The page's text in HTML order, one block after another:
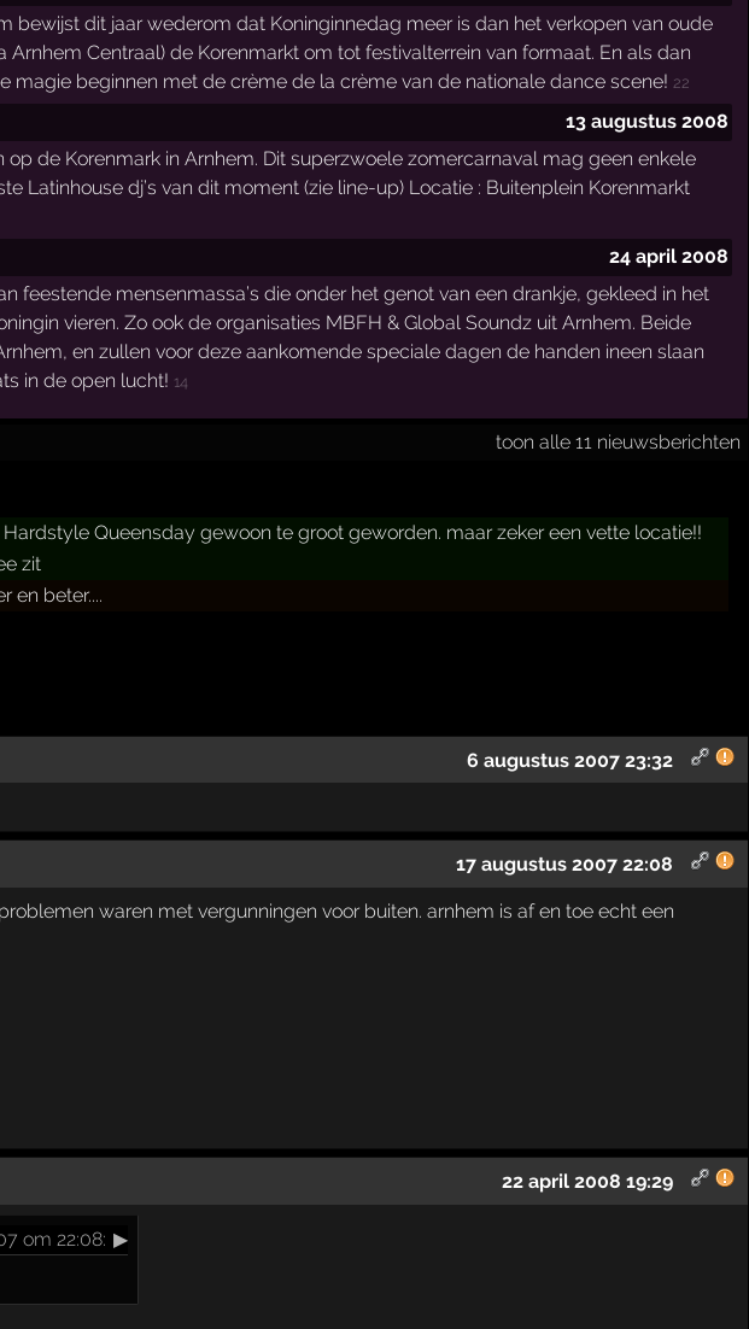
dit jaar wederom dat Koninginnedag meer is dan het verkopen van oude
Centraal) de Korenmarkt om tot festivalterrein van formaat. En als dan
beginnen met de crème de la crème van de nationale dance scene! 22
13 augustus 2008
de Korenmark in Arnhem. Dit superzwoele zomercarnaval mag geen enkele
Latinhouse dj’s van dit moment (zie line-up) Locatie : Buitenplein Korenmarkt
24 april 2008
mensenmassa’s die onder het genot van een drankje, gekleed in het
vieren. Zo ook de organisaties MBFH & Global Soundz uit Arnhem. Beide
en zullen voor deze aankomende speciale dagen de handen ineen slaan
in de open lucht! 14
toon alle 11 nieuwsberichten
Queensday gewoon te groot geworden. maar zeker een vette locatie!!
zit
en beter....
6 augustus 2007 23:32
17 augustus 2007 22:08
waren met vergunningen voor buiten. arnhem is af en toe echt een
22 april 2008 19:29
om 22:08: ▶